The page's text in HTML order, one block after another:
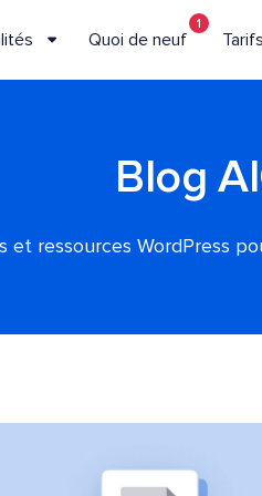
Quoi de neuf
1
Tarifs
Blog
et ressources WordPress